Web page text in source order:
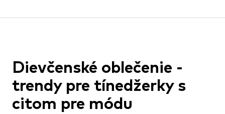
Dievčenské oblečenie -
trendy pre tínedžerky s
citom pre módu